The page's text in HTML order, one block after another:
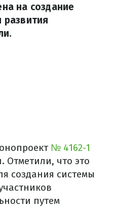
на создание
№ 4162-1
Отметили, что это
создания системы
путем